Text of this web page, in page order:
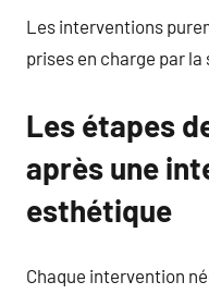
Les interventions
prises en charge par
Les étapes
après une
esthétique
Chaque intervention